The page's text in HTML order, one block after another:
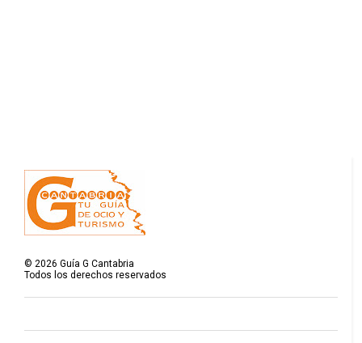
©2026 Guía G Cantabria
Todos los derechos reservados